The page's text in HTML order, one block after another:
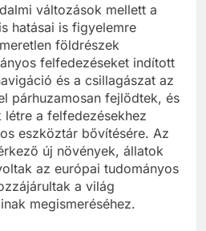
változások mellett a
hatásai is figyelemre
földrészek
felfedezéseket indított
és a csillagászat az
párhuzamosan fejlődtek, és
a felfedezésekhez
eszköztár bővítésére. Az
új növények, állatok
az európai tudományos
a világ
megismeréséhez.